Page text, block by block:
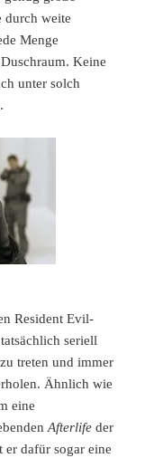
durch weite
Menge
Keine
unter solch
Resident Evil-
seriell
treten und immer
Ähnlich wie
eine
Afterlife der
dafür sogar eine